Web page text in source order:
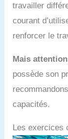
travailler
courant
renforcer le
Mais
possède son
capacités.
Les exercices